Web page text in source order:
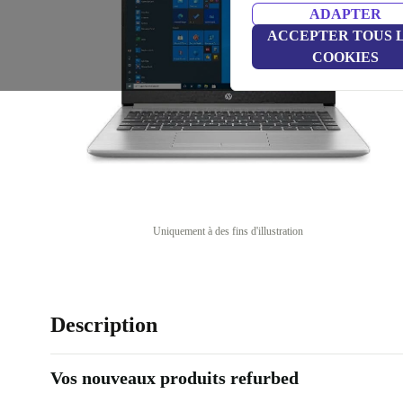
ADAPTER
ACCEPTER TOUS
COOKIES
Uniquement à des fins d'illustration
Description
Vos nouveaux produits refurbed